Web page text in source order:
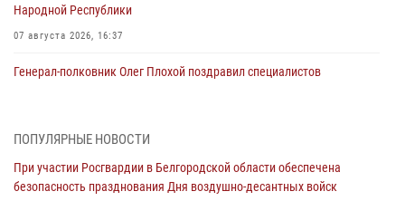
Народной Республики
07 августа 2026, 16:37
Генерал-полковник Олег Плохой поздравил специалистов
07 августа 2026, 16:32
В Белгородской области продолжаются межведомственные
проверки объектов образования с участием Росгвардии к новому
ПОПУЛЯРНЫЕ НОВОСТИ
При участии Росгвардии в Белгородской области обеспечена
безопасность празднования Дня воздушно-десантных войск